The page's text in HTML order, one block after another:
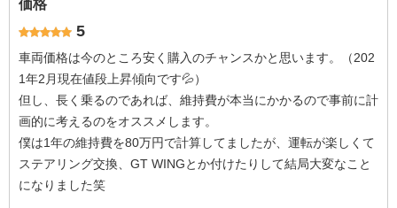
価格
5
車両価格は今のところ安く購入のチャンスかと思います。（202
1年2月現在値段上昇傾向です💦）
但し、長く乗るのであれば、維持費が本当にかかるので事前に計
画的に考えるのをオススメします。
僕は1年の維持費を80万円で計算してましたが、運転が楽しくて
ステアリング交換、GT WINGとか付けたりして結局大変なこと
になりました笑